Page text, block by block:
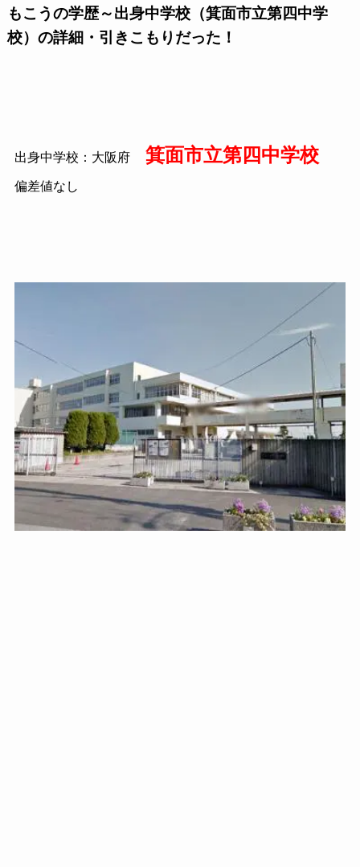
もこうの学歴～出身中学校（箕面市立第四中学
校）の詳細・引きこもりだった！
出身中学校：大阪府 箕面市立第四中学校
偏差値なし